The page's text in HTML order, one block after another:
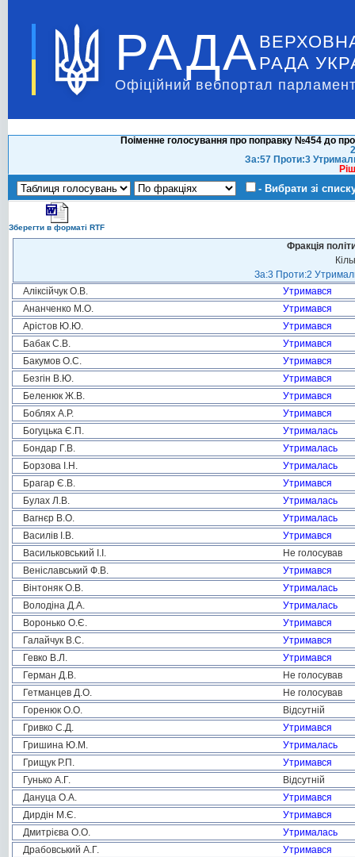
РАДА РАДА
Офіційний вебпортал
Поіменне голосування про поправку №454 до
За:57 Проти:3
- Вибрати зі
Зберегти в форматі RTF
Фракція
За:3 Проти:2
Аліксійчук О.В.
Утримався
Ананченко М.О.
Утримався
Арістов Ю.Ю.
Утримався
Бабак С.В.
Утримався
Бакумов О.С.
Утримався
Безгін В.Ю.
Утримався
Беленюк Ж.В.
Утримався
Боблях А.Р.
Утримався
Богуцька Є.П.
Утрималась
Бондар Г.В.
Утрималась
Борзова І.Н.
Утрималась
Брагар Є.В.
Утримався
Булах Л.В.
Утрималась
Вагнєр В.О.
Утрималась
Василів І.В.
Утримався
Васильковський І.І.
Не голосував
Веніславський Ф.В.
Утримався
Вінтоняк О.В.
Утрималась
Володіна Д.А.
Утрималась
Воронько О.Є.
Утримався
Галайчук В.С.
Утримався
Гевко В.Л.
Утримався
Герман Д.В.
Не голосував
Гетманцев Д.О.
Не голосував
Горенюк О.О.
Відсутній
Гривко С.Д.
Утримався
Гришина Ю.М.
Утрималась
Грищук Р.П.
Утримався
Гунько А.Г.
Відсутній
Дануца О.А.
Утримався
Дирдін М.Є.
Утримався
Дмитрієва О.О.
Утрималась
Драбовський А.Г.
Утримався